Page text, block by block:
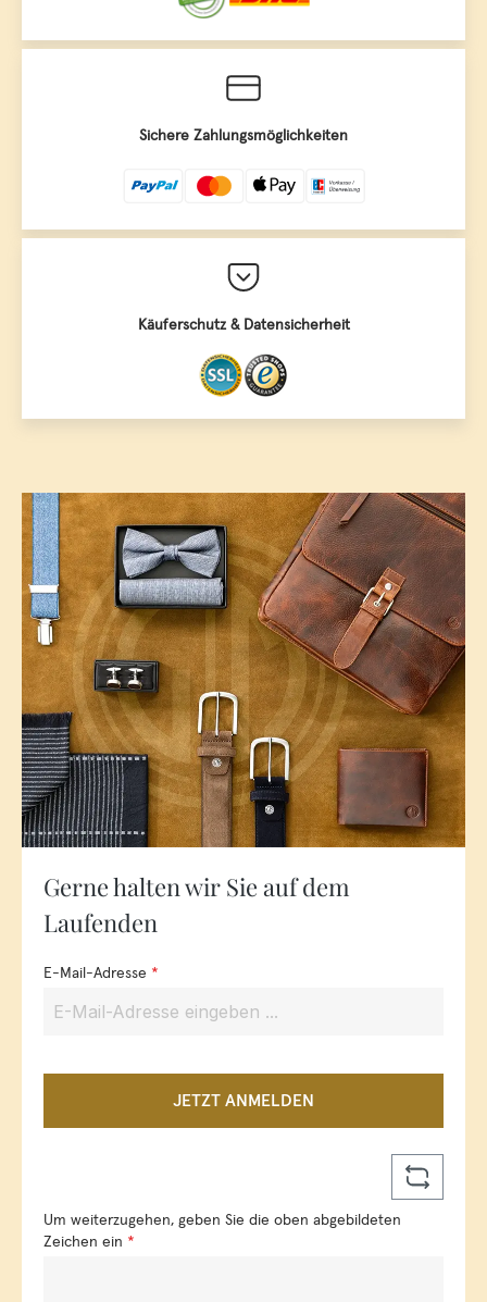
Sichere Zahlungsmöglichkeiten
Käuferschutz & Datensicherheit
Gerne halten wir Sie auf dem
Laufenden
E-Mail-Adresse *
JETZT ANMELDEN
Um weiterzugehen, geben Sie die oben abgebildeten
Zeichen ein *